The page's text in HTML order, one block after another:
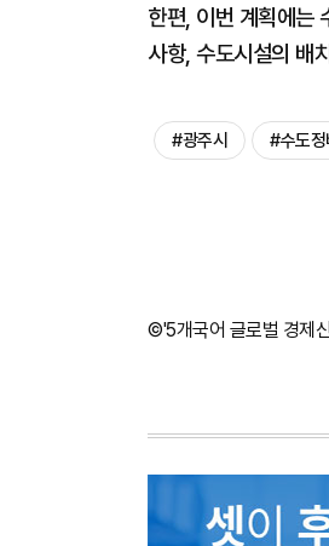
한편, 이번 계획에는
사항, 수도시설의 배
#광주시 #수도정
©'5개국어 글로벌 경제